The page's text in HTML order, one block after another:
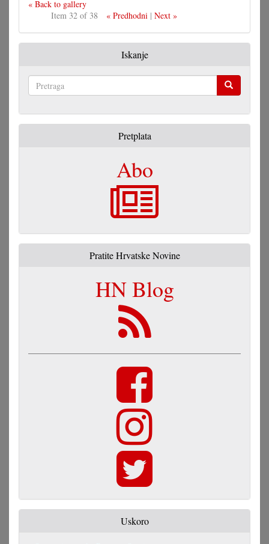
« Back to gallery
Item 32 of 38
« Predhodni| Next »
Iskanje
Pretplata
Abo
Pratite Hrvatske Novine
HN Blog
Uskoro